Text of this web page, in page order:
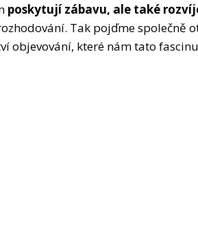
poskytují zábavu, ale také
Tak pojďme společně
objevování, které nám tato